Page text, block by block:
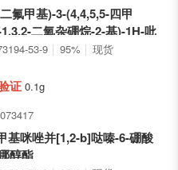
氟甲基)-3-(4,4,5,5-四甲
二氧杂硼烷-2-基)-1H-吡
53-9 95% 现货
证 0.1g
基咪唑并[1,2-b]哒嗪-6-硼酸
醇酯